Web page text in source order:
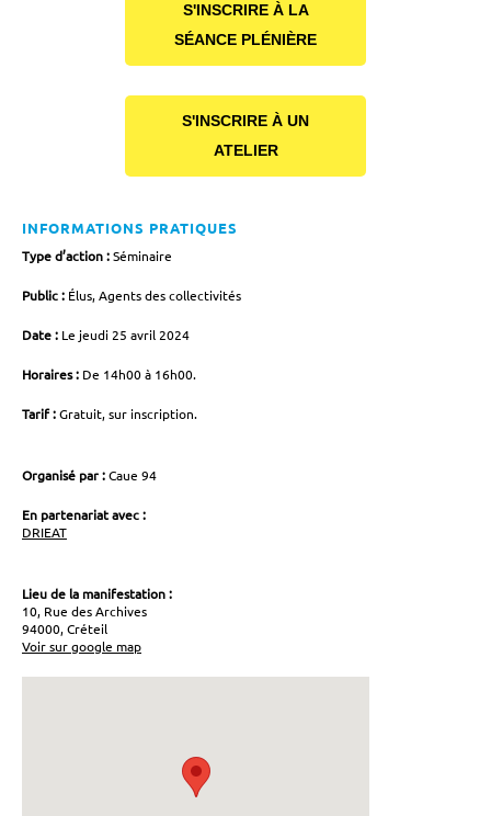
S'INSCRIRE À LA
SÉANCE PLÉNIÈRE
S'INSCRIRE À UN
ATELIER
INFORMATIONS PRATIQUES
Type d’action :Séminaire
Public : Élus, Agents des collectivités
Date : Le jeudi 25 avril 2024
Horaires : De 14h00 à 16h00.
Tarif :Gratuit, sur inscription.
Organisé par :Caue 94
En partenariat avec :
DRIEAT
Lieu de la manifestation :
10, Rue des Archives
94000, Créteil
Voir sur google map